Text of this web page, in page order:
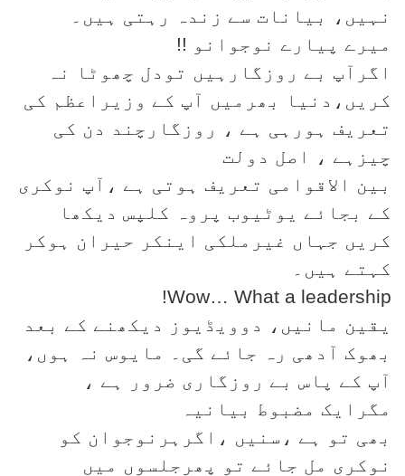
نہیں، بیانات سے زندہ رہتی ہیں۔
میرے پیارے نوجوانو !!
اگرآپ بے روزگارہیں تودل چھوٹا نہ
کریں،دنیا بھرمیں آپ کے وزیراعظم کی
تعریف ہورہی ہے ، روزگارچند دن کی
چیزہے ، اصل دولت
بین الاقوامی تعریف ہوتی ہے ،آپ نوکری
کے بجائے یوٹیوب پروہ کلپس دیکھا
کریں جہاں غیرملکی اینکر حیران ہوکر
کہتے ہیں۔
Wow… What a leadership!
یقین مانیں، دوویڈیوز دیکھنے کے بعد
بھوک آدھی رہ جائے گی۔ مایوس نہ ہوں،
آپ کے پاس بے روزگاری ضرور ہے ،
مگرایک مضبوط بیانیہ
بھی تو ہے ،سنیں ،اگرہرنوجوان کو
نوکری مل جائے تو پھرجلسوں میں